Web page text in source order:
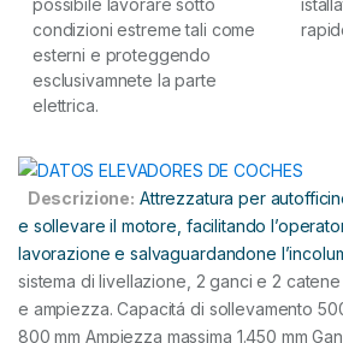
condizioni estreme tali come
esterni e proteggendo
esclusivamnete la parte
elettrica.
Descrizione: Attrezzatura per
e sollevare il motore, facilitando
lavorazione e salvaguardandone
sistema di livellazione, 2 ganci e 2
e ampiezza. Capacitá di sollevamento
800 mm Ampiezza massima 1.450 mm